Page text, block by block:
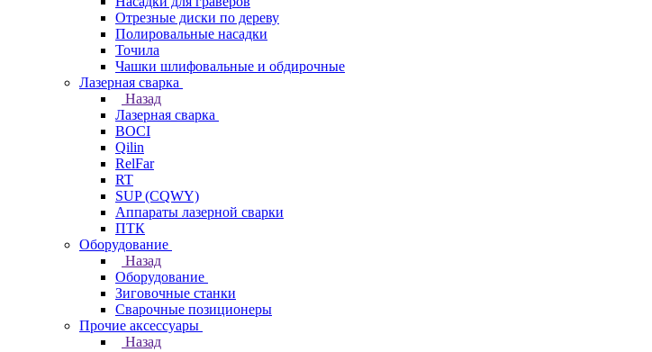
Отрезные диски по дереву
Полировальные насадки
Точила
Чашки шлифовальные и обдирочные
Лазерная сварка
Назад
Лазерная сварка
BOCI
Qilin
RelFar
RT
SUP (CQWY)
Аппараты лазерной сварки
ПТК
Оборудование
Назад
Оборудование
Зиговочные станки
Сварочные позиционеры
Прочие аксессуары
Назад